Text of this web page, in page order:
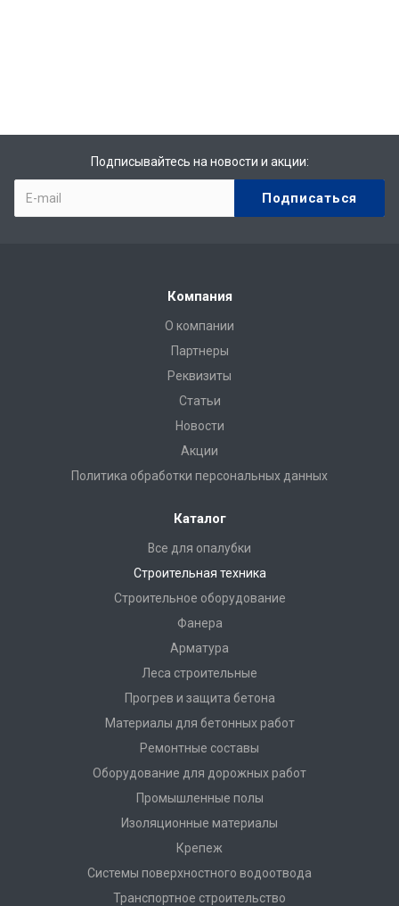
Подписывайтесь на новости и акции:
Компания
О компании
Партнеры
Реквизиты
Статьи
Новости
Акции
Политика обработки персональных данных
Каталог
Все для опалубки
Строительная техника
Строительное оборудование
Фанера
Арматура
Леса строительные
Прогрев и защита бетона
Материалы для бетонных работ
Ремонтные составы
Оборудование для дорожных работ
Промышленные полы
Изоляционные материалы
Крепеж
Системы поверхностного водоотвода
Транспортное строительство